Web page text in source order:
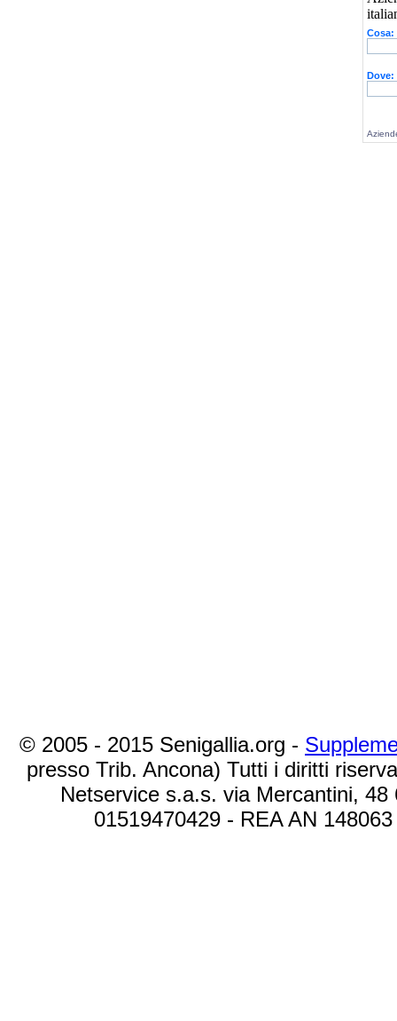
Cosa:
Dove:
© 2005 - 2015 Senigallia.org -
presso Trib. Ancona) Tutti i diritti
Netservice s.a.s. via Mercantini,
01519470429 - REA AN